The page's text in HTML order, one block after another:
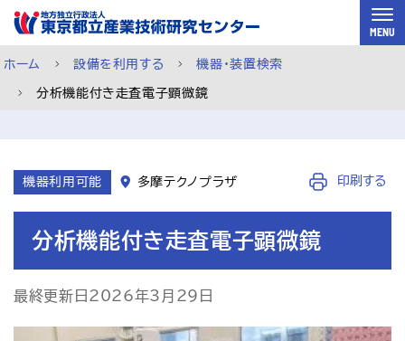
スキップして本文へ
MENU
ホーム 設備を利用する 機器・装置検索
分析機能付き走査電子顕微鏡
機器利用可能 多摩テクノプラザ 印刷する
分析機能付き走査電子顕微鏡
最終更新日2026年3月29日
機器利用ページ